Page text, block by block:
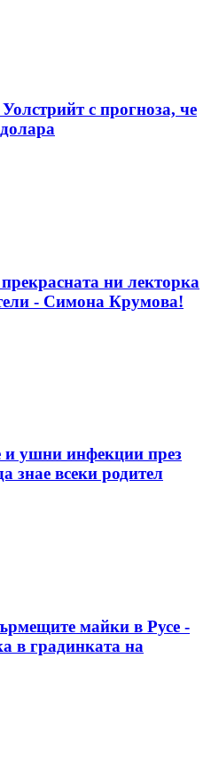
с прогноза, че
ни лекторка
- Симона Крумова!
и ушни инфекции през
знае всеки родител
майки в Русе -
в градинката на